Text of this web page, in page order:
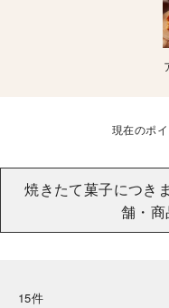
現在のポイ
焼きたて菓子につき
舗・商
15件